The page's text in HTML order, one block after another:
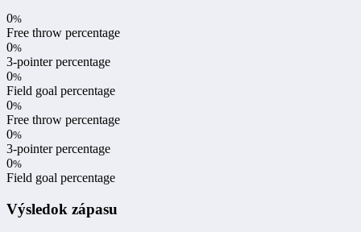
0%
Free throw percentage
0%
3-pointer percentage
0%
Field goal percentage
0%
Free throw percentage
0%
3-pointer percentage
0%
Field goal percentage
Výsledok zápasu